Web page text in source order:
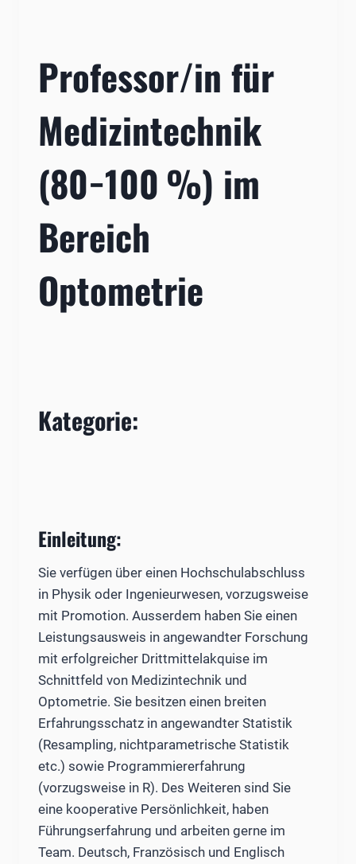
Professor/in für
Medizintechnik
(80−100 %) im
Bereich
Optometrie
Kategorie:
Einleitung:
Sie verfügen über einen Hochschulabschluss
in Physik oder Ingenieurwesen, vorzugsweise
mit Promotion. Ausserdem haben Sie einen
Leistungsausweis in angewandter Forschung
mit erfolgreicher Drittmittelakquise im
Schnittfeld von Medizintechnik und
Optometrie. Sie besitzen einen breiten
Erfahrungsschatz in angewandter Statistik
(Resampling, nichtparametrische Statistik
etc.) sowie Programmiererfahrung
(vorzugsweise in R). Des Weiteren sind Sie
eine kooperative Persönlichkeit, haben
Führungserfahrung und arbeiten gerne im
Team. Deutsch, Französisch und Englisch